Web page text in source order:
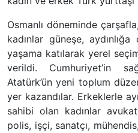
Osmanlı döneminde
kadınlar güneşe, aydınlığa
yaşama katılarak yerel
verildi. Cumhuriyet’in
Atatürk’ün yeni toplum
yer kazandılar. Erkeklerle
sahibi olan kadınlar
polis, işçi, sanatçı,